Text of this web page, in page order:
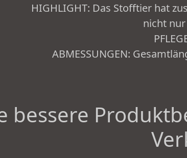
HIGHLIGHT: Das Stofftier hat
nicht
ABMESSUNGEN:
bessere